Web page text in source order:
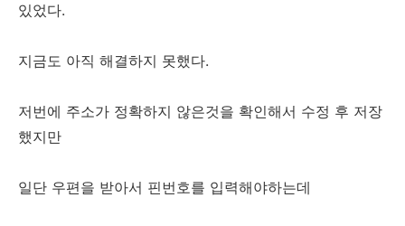
있었다.
지금도 아직 해결하지 못했다.
저번에 주소가 정확하지 않은것을 확인해서 수정 후 저장
했지만
일단 우편을 받아서 핀번호를 입력해야하는데